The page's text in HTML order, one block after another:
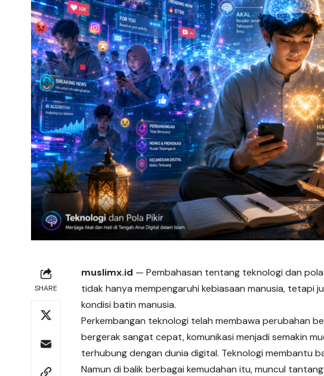
SHARE
muslimx.id — Pembahasan tentang teknologi dan
tidak hanya mempengaruhi kebiasaan manusia, tetapi
kondisi batin manusia.
Perkembangan teknologi telah membawa perubahan
bergerak sangat cepat, komunikasi menjadi semakin
terhubung dengan dunia digital. Teknologi membantu
Namun di balik berbagai kemudahan itu, muncul